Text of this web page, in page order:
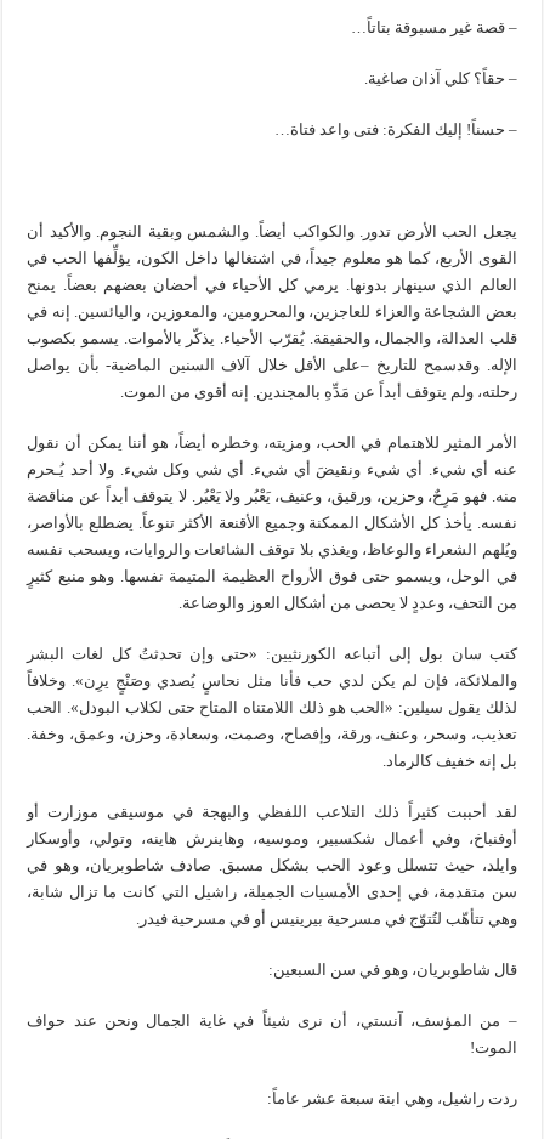
– قصة غير مسبوقة بتاتاً…
– حقاً؟ كلي آذان صاغية.
– حسناً! إليك الفكرة: فتى واعد فتاة…
يجعل الحب الأرض تدور. والكواكب أيضاً. والشمس وبقية النجوم. والأكيد أن
القوى الأربع، كما هو معلوم جيداً، في اشتغالها داخل الكون، يؤلِّفها الحب في
العالم الذي سينهار بدونها. يرمي كل الأحياء في أحضان بعضهم بعضاً. يمنح
بعض الشجاعة والعزاء للعاجزين، والمحرومين، والمعوزين، واليائسين. إنه في
قلب العدالة، والجمال، والحقيقة. يُقرّب الأحياء. يذكّر بالأموات. يسمو بكصوب
الإله. وقدسمح للتاريخ –على الأقل خلال آلاف السنين الماضية- بأن يواصل
رحلته، ولم يتوقف أبداً عن مَدِّهِ بالمجندين. إنه أقوى من الموت.
الأمر المثير للاهتمام في الحب، ومزيته، وخطره أيضاً، هو أننا يمكن أن نقول
عنه أي شيء. أي شيء ونقيضَ أي شيء. أي شي وكل شيء. ولا أحد يُـحرم
منه. فهو مَرِحٌ، وحزين، ورقيق، وعنيف، يَعْبُر ولا يَعْبُر. لا يتوقف أبداً عن مناقضة
نفسه. يأخذ كل الأشكال الممكنة وجميع الأقنعة الأكثر تنوعاً. يضطلع بالأواصر،
ويُلهم الشعراء والوعاظ، ويغذي بلا توقف الشائعات والروايات، ويسحب نفسه
في الوحل، ويسمو حتى فوق الأرواح العظيمة المتيمة نفسها. وهو منبع كثيرٍ
من التحف، وعددٍ لا يحصى من أشكال العوز والوضاعة.
كتب سان بول إلى أتباعه الكورنثيين: «حتى وإن تحدثتُ كل لغات البشر
والملائكة، فإن لم يكن لدي حب فأنا مثل نحاسٍ يُصدي وصَنْجٍ يرِن». وخلافاً
لذلك يقول سيلين: «الحب هو ذلك اللامتناه المتاح حتى لكلاب البودل». الحب
تعذيب، وسحر، وعنف، ورقة، وإفصاح، وصمت، وسعادة، وحزن، وعمق، وخفة.
بل إنه خفيف كالرماد.
لقد أحببت كثيراً ذلك التلاعب اللفظي والبهجة في موسيقى موزارت أو
أوفنباخ، وفي أعمال شكسبير، وموسيه، وهاينرش هاينه، وتولي، وأوسكار
وايلد، حيث تتسلل وعود الحب بشكل مسبق. صادف شاطوبريان، وهو في
سن متقدمة، في إحدى الأمسيات الجميلة، راشيل التي كانت ما تزال شابة،
وهي تتأهّب لتُتوّج في مسرحية بيرينيس أو في مسرحية فيدر.
قال شاطوبريان، وهو في سن السبعين:
– من المؤسف، آنستي، أن نرى شيئاً في غاية الجمال ونحن عند حواف
الموت!
ردت راشيل، وهي ابنة سبعة عشر عاماً: